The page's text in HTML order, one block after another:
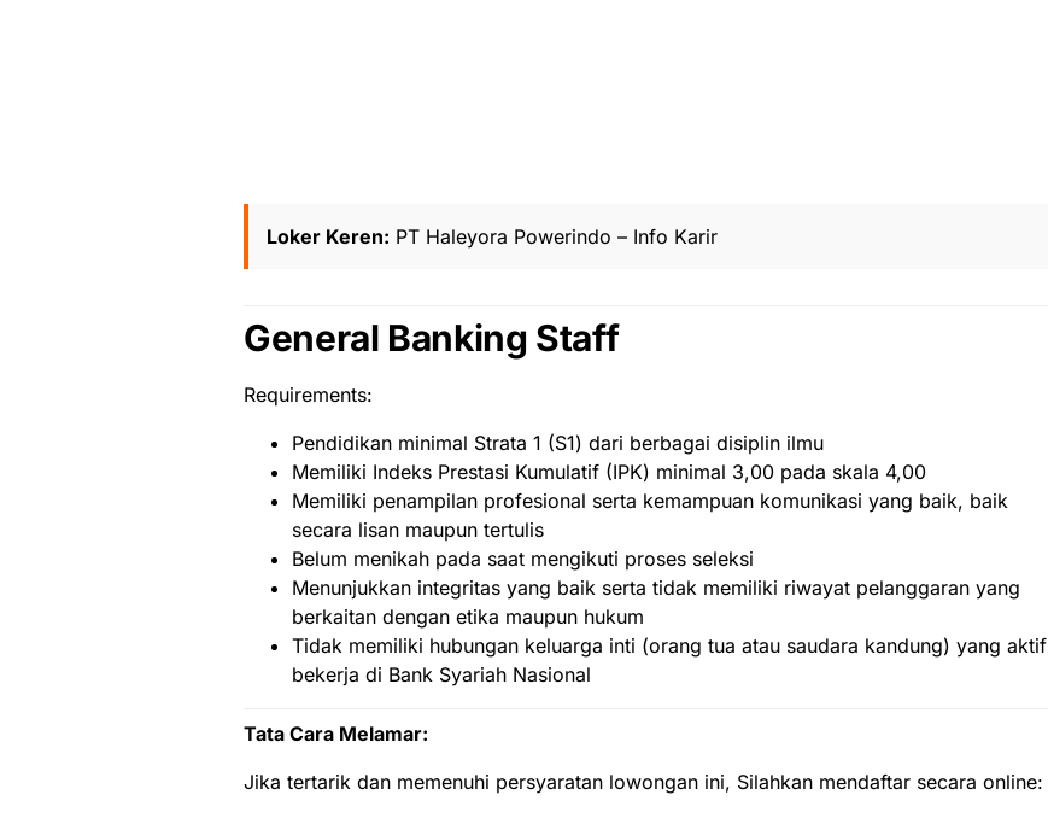
Loker Keren: PT Haleyora Powerindo – Info Karir
General Banking Staff
Requirements:
Pendidikan minimal Strata 1 (S1) dari berbagai disiplin ilmu
Memiliki Indeks Prestasi Kumulatif (IPK) minimal 3,00 pada skala 4,00
Memiliki penampilan profesional serta kemampuan komunikasi yang baik, baik
secara lisan maupun tertulis
Belum menikah pada saat mengikuti proses seleksi
Menunjukkan integritas yang baik serta tidak memiliki riwayat pelanggaran yang
berkaitan dengan etika maupun hukum
Tidak memiliki hubungan keluarga inti (orang tua atau saudara kandung) yang aktif
bekerja di Bank Syariah Nasional
Tata Cara Melamar:
Jika tertarik dan memenuhi persyaratan lowongan ini, Silahkan mendaftar secara online: